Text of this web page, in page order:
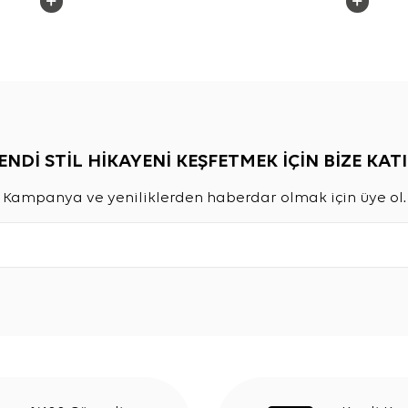
STİL HİKAYENİ KEŞFETMEK İÇİN BİZE
Kampanya ve yeniliklerden haberdar olmak için üye ol.